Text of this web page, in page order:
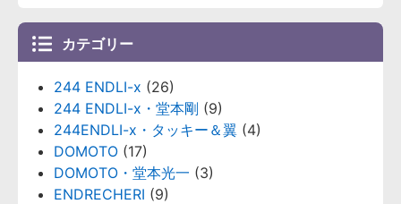
カテゴリー
244 ENDLI-x (26)
244 ENDLI-x・堂本剛 (9)
244ENDLI-x・タッキー＆翼 (4)
DOMOTO (17)
DOMOTO・堂本光一 (3)
ENDRECHERI (9)